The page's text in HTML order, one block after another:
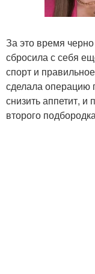
За это время черно
сбросила с себя
спорт и
сделала
снизить аппетит, и
второго